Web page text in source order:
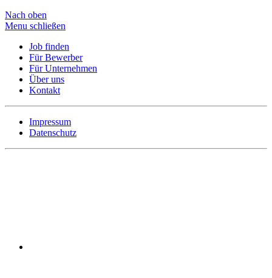
Nach oben
Menu schließen
Job finden
Für Bewerber
Für Unternehmen
Über uns
Kontakt
Impressum
Datenschutz